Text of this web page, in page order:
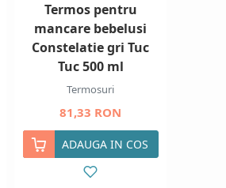
Termos pentru
mancare bebelusi
Constelatie gri Tuc
Tuc 500 ml
Termosuri
81,33 RON
ADAUGA IN COS